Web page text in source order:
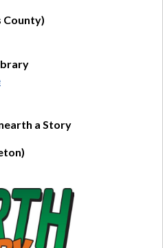
County)
a Story